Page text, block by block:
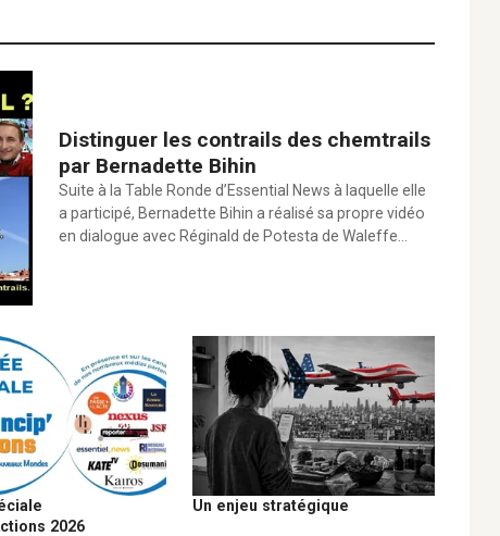
Distinguer les contrails des chemtrails
par Bernadette Bihin
Suite à la Table Ronde d’Essential News à laquelle elle
a participé, Bernadette Bihin a réalisé sa propre vidéo
en dialogue avec Réginald de Potesta de Waleffe…
2026
Un enjeu stratégique